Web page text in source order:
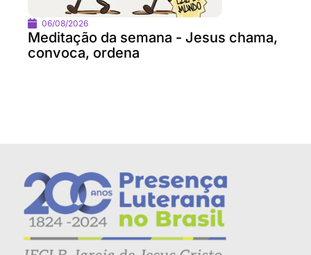
06/08/2026
Meditação da semana - Jesus chama,
convoca, ordena